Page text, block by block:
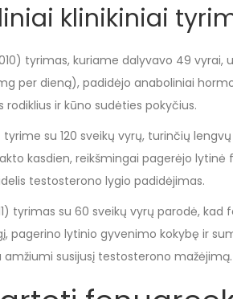
klinikiniai
tyrimas, kuriame dalyvavo 49
per dieną), padidėjo anaboliniai
rodiklius ir kūno sudėties pokyčius.
tyrime su 120 sveikų vyrų, turinčių
kasdien, reikšmingai pagerėjo
testosterono lygio padidėjimas.
tyrimas su 60 sveikų vyrų parodė,
pagerino lytinio gyvenimo kokybę ir
susijusį testosterono mažėjimą.